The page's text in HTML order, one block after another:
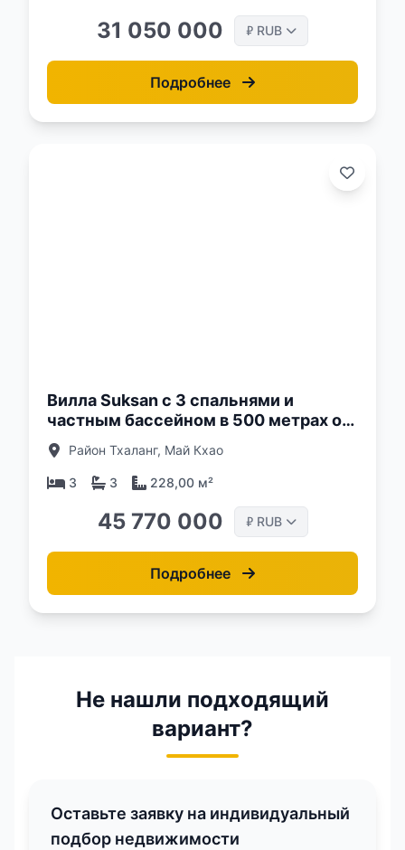
31 050 000 ₽ RUB
Подробнее
Вилла Suksan с 3 спальнями и
частным бассейном в 500 метрах от
пляжа Май Кхао, Пхукет в комплексе
Suksan Beachwalk
Район Тхаланг, Май Кхао
3 3 228,00 м²
45 770 000 ₽ RUB
Подробнее
Не нашли подходящий
вариант?
Оставьте заявку на индивидуальный
подбор недвижимости